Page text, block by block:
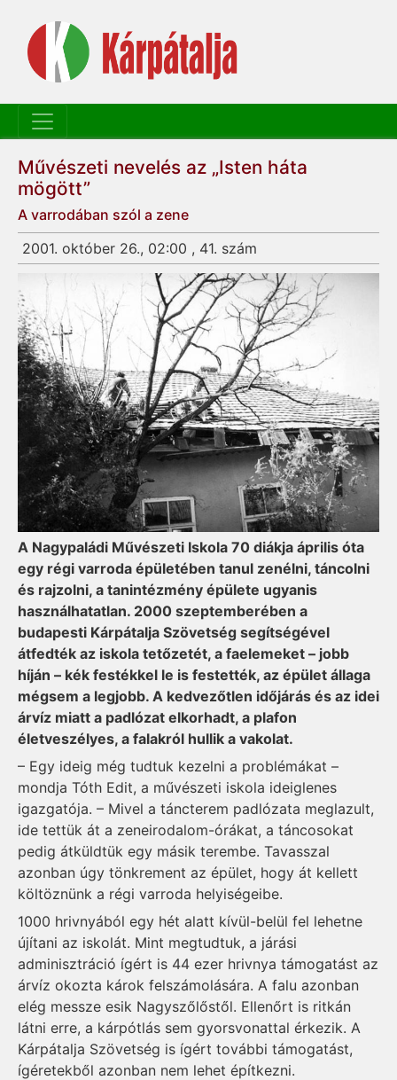
Művészeti nevelés az „Isten háta
mögött”
A varrodában szól a zene
2001. október 26., 02:00 , 41. szám
A Nagypaládi Művészeti Iskola 70 diákja április óta
egy régi varroda épületében tanul zenélni, táncolni
és rajzolni, a tanintézmény épülete ugyanis
használhatatlan. 2000 szeptemberében a
budapesti Kárpátalja Szövetség segítségével
átfedték az iskola tetőzetét, a faelemeket – jobb
híján – kék festékkel le is festették, az épü­­let állaga
mégsem a legjobb. A kedvezőtlen időjárás és az idei
árvíz miatt a padlózat elkorhadt, a plafon
életveszélyes, a falakról hullik a vakolat.
– Egy ideig még tudtuk kezelni a problémákat –
mondja Tóth Edit, a művészeti iskola ideiglenes
igazgatója. – Mivel a táncterem padlózata meglazult,
ide tettük át a zeneirodalom-órákat, a táncosokat
pedig átküldtük egy másik terembe. Tavasszal
azonban úgy tönkrement az épület, hogy át kellett
költöznünk a régi varroda helyiségeibe.
1000 hrivnyából egy hét alatt kívül-belül fel lehetne
újítani az iskolát. Mint megtudtuk, a járási
adminisztráció ígért is 44 ezer hrivnya támogatást az
árvíz okozta károk felszámolására. A falu azonban
elég messze esik Nagyszőlőstől. Ellenőrt is ritkán
látni erre, a kárpótlás sem gyors­vonattal érkezik. A
Kárpátalja Szövetség is ígért további támogatást,
ígéretekből azonban nem lehet építkezni.